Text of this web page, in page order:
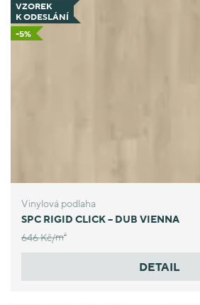
VZOREK
K ODESLÁNÍ
-5%
Vinylová podlaha
SPC RIGID CLICK – DUB VIENNA
646 Kč/m2
DETAIL